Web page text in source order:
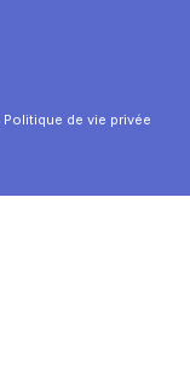
Politique de vie privée